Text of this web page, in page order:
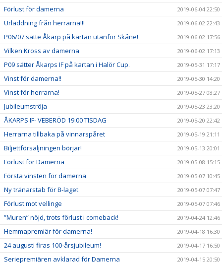
Förlust för damerna 2019-06-04 22:50
Urladdning från herrarna!!! 2019-06-02 22:43
P06/07 satte Åkarp på kartan utanför Skåne! 2019-06-02 17:56
Vilken Kross av damerna 2019-06-02 17:13
P09 sätter Åkarps IF på kartan i Halör Cup. 2019-05-31 17:17
Vinst för damerna!! 2019-05-30 14:20
Vinst för herrarna! 2019-05-27 08:27
Jubileumströja 2019-05-23 23:20
ÅKARPS IF- VEBERÖD 19.00 TISDAG 2019-05-20 22:42
Herrarna tillbaka på vinnarspåret 2019-05-19 21:11
Biljettförsäljningen börjar! 2019-05-13 20:01
Förlust för Damerna 2019-05-08 15:15
Första vinsten för damerna 2019-05-07 10:45
Ny tränarstab för B-laget 2019-05-07 07:47
Förlust mot vellinge 2019-05-07 07:46
”Muren” nöjd, trots förlust i comeback! 2019-04-24 12:46
Hemmapremiär för damerna! 2019-04-18 16:30
24 augusti firas 100-årsjubileum! 2019-04-17 16:50
Seriepremiären avklarad för Damerna 2019-04-15 20:50